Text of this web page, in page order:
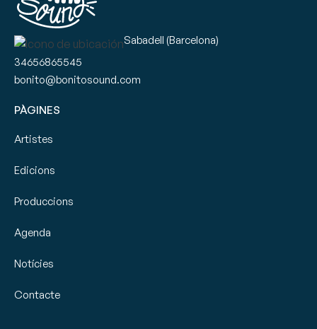
Sabadell (Barcelona)
34656865545
bonito@bonitosound.com
PÀGINES
Artistes
Edicions
Produccions
Agenda
Notícies
Contacte